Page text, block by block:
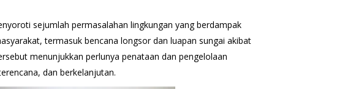
sejumlah permasalahan lingkungan yang berdampak
termasuk bencana longsor dan luapan sungai akibat
menunjukkan perlunya penataan dan pengelolaan
dan berkelanjutan.